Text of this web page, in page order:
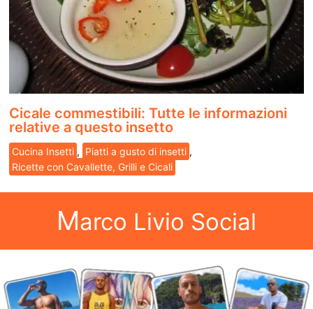
Cicale commestibili: Tutte le informazioni
relative a questo insetto
Cucina Insetti , Piatti a gusto di insetti ,
Ricette con Cavallette, Grilli e Cicali
Marco Livio Social